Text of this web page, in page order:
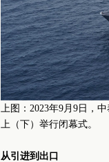
上图：2023年9月9日，
上（下）举行闭幕式。
从引进到出口